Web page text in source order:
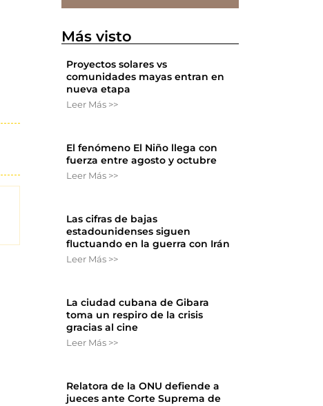
Más visto
Proyectos solares vs
comunidades mayas entran en
nueva etapa
Leer Más >>
El fenómeno El Niño llega con
fuerza entre agosto y octubre
Leer Más >>
Las cifras de bajas
estadounidenses siguen
fluctuando en la guerra con Irán
Leer Más >>
La ciudad cubana de Gibara
toma un respiro de la crisis
gracias al cine
Leer Más >>
Relatora de la ONU defiende a
jueces ante Corte Suprema de